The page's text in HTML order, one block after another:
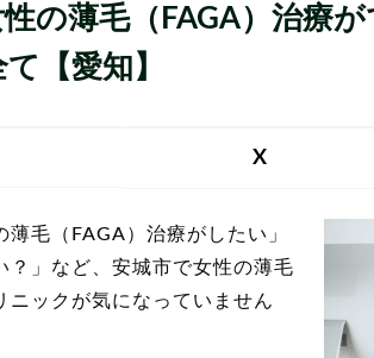
の薄毛（FAGA）治療
【愛知】
X
薄毛（FAGA）治療がしたい」
？」など、安城市で女性の薄毛
ニックが気になっていません
AGA M字はげ